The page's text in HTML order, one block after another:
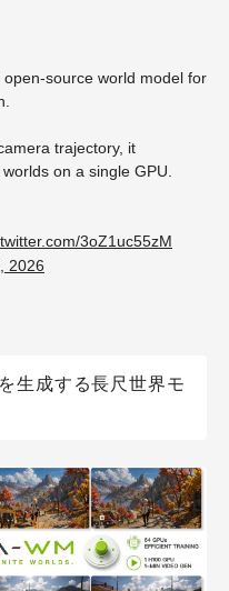
source world model for
trajectory, it
on a single GPU.
3oZ1uc55zM
2026
生成する長尺世界モ